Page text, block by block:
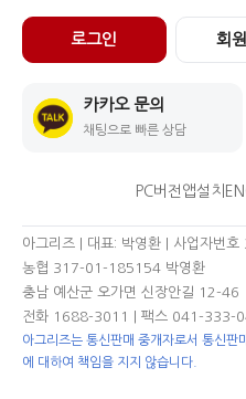
로그인 회
카카오 문의
채팅으로 빠른 상담
PC버전 앱설치
아그리즈 | 대표: 박영환 | 사업자번
농협 317-01-185154 박영환
충남 예산군 오가면 신장안길 12-46
전화 1688-3011
| 팩스 041-333-
아그리즈는 통신판매 중개자로서 통신판
에 대하여 책임을 지지 않습니다.